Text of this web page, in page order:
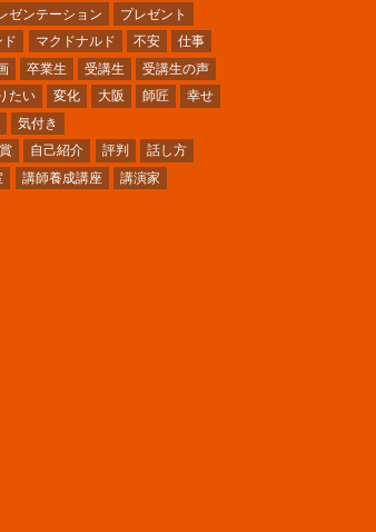
ゼンテーション
プレゼント
ド マクドナルド 不安
仕事
卒業生 受講生
受講生の声
たい 変化 大阪 師匠
幸せ
気付き
自己紹介 評判
話し方
講師養成講座
講演家